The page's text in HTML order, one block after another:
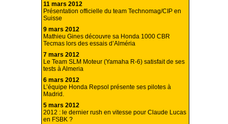
11 mars 2012
Présentation officielle du team Technomag/CIP en
Suisse
9 mars 2012
Mathieu Gines découvre sa Honda 1000 CBR
Tecmas lors des essais d’Alméria
7 mars 2012
Le Team SLM Moteur (Yamaha R-6) satisfait de ses
tests à Almeria
6 mars 2012
L’équipe Honda Repsol présente ses pilotes à
Madrid.
5 mars 2012
2012 : le dernier rush en vitesse pour Claude Lucas
en FSBK ?